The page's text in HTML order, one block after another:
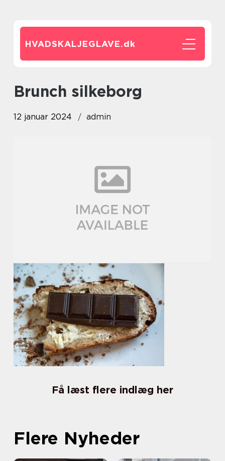
HVADSKALJEGLAVE.dk
brunch silkeborg
12 januar 2024 admin
Få læst flere indlæg her
Flere Nyheder